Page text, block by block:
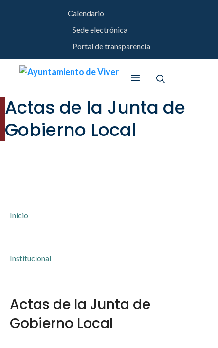
Calendario
Sede electrónica
Portal de transparencia
Menú
Actas de la Junta de
Gobierno Local
Inicio
Institucional
Actas de la Junta de
Gobierno Local